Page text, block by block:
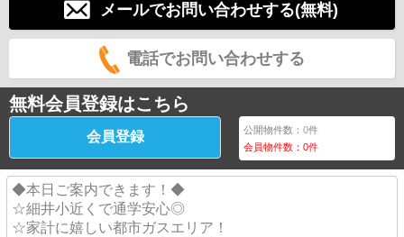
メールでお問い合わせする(無料)
電話でお問い合わせする
無料会員登録はこちら
会員登録 公開物件数：0件
会員物件数：0件
◆本日ご案内できます！◆
☆細井小近くで通学安心◎
☆家計に嬉しい都市ガスエリア！